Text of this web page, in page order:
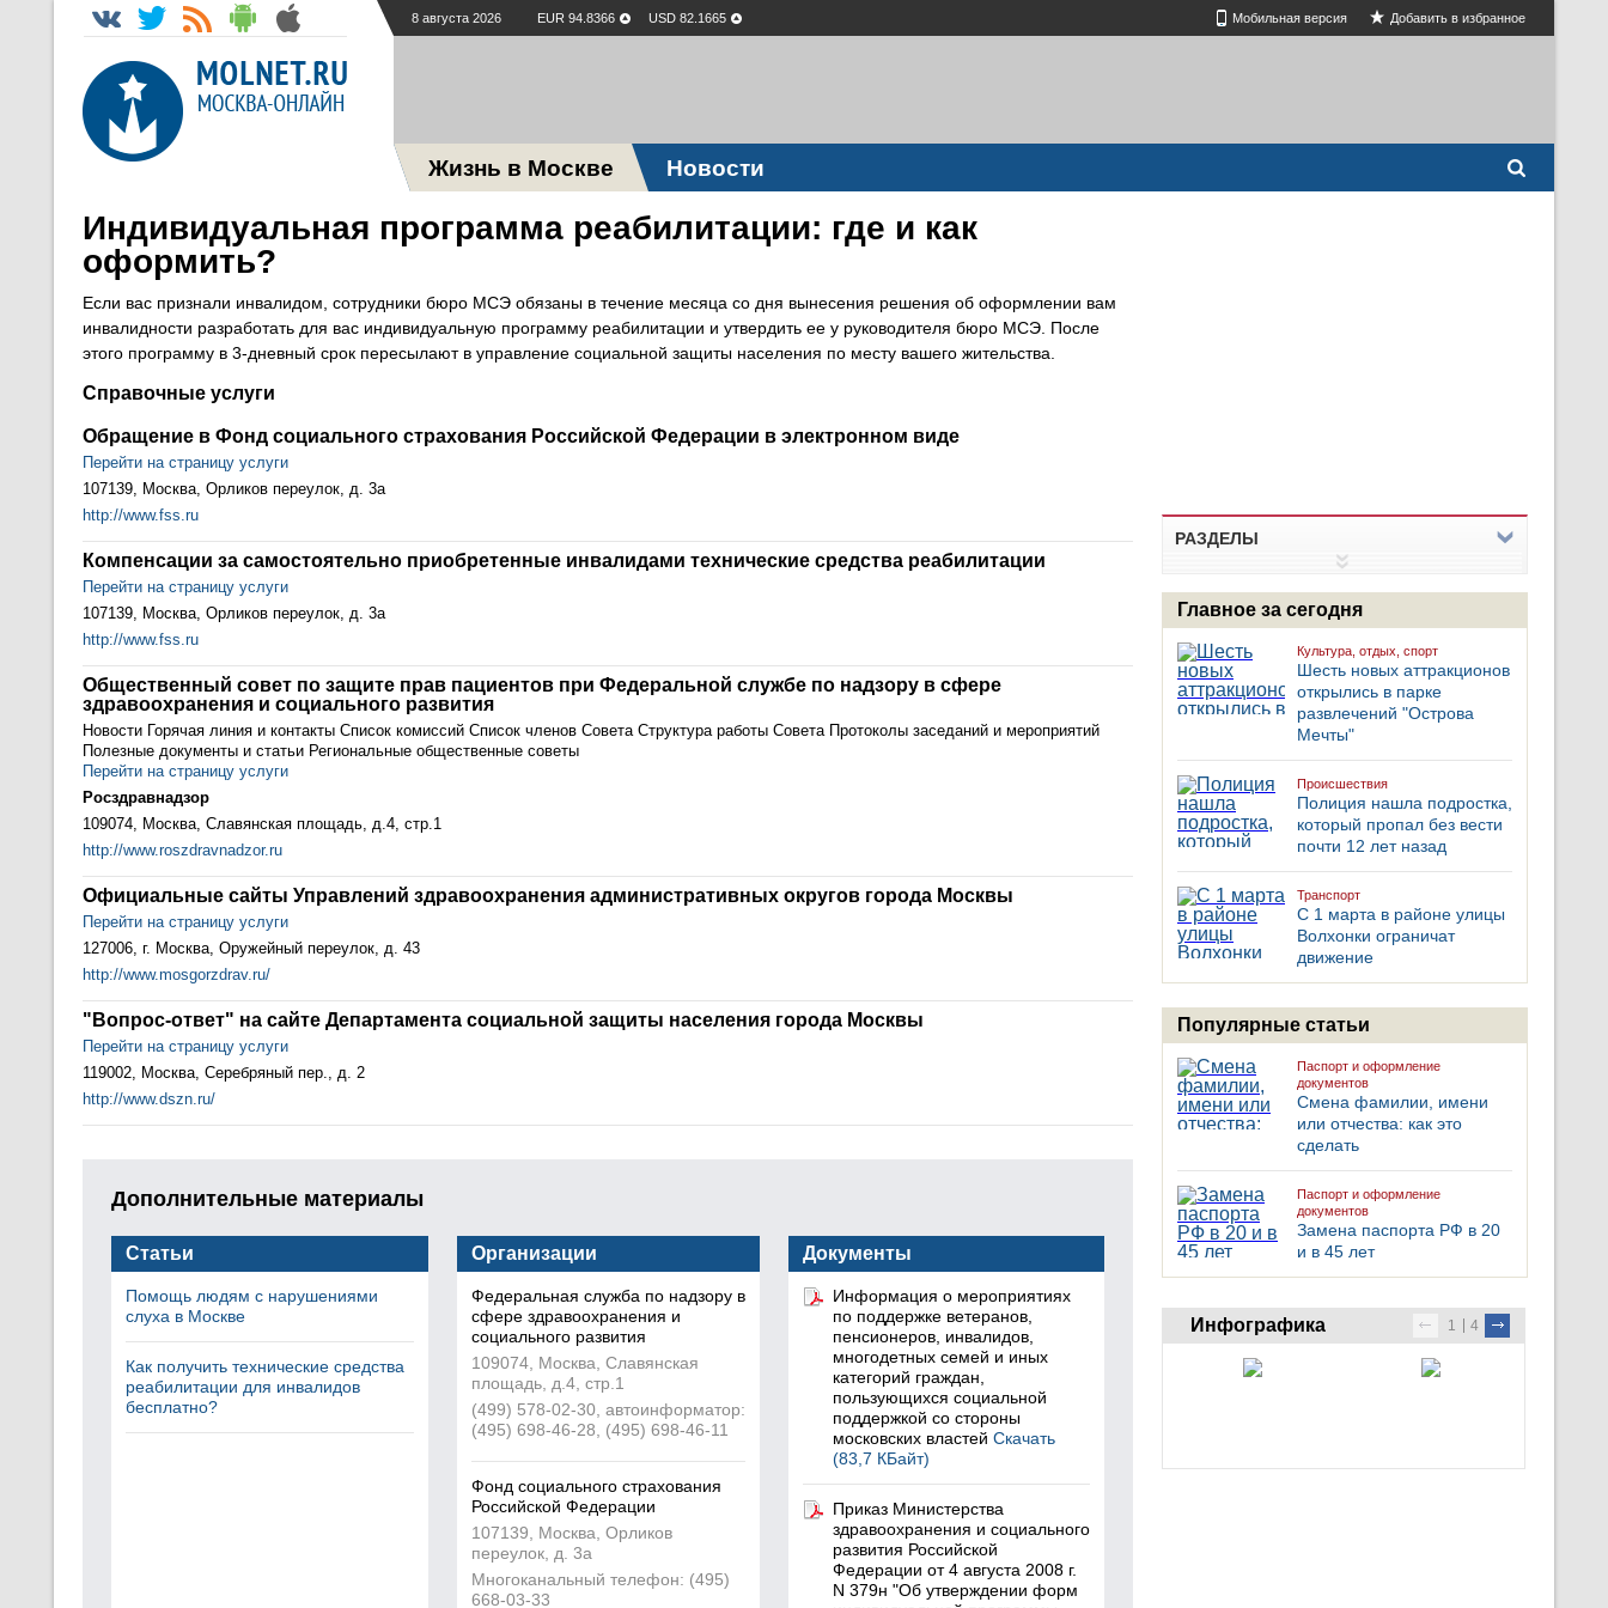
8 августа 2026 EUR 94.8366 USD 82.1665 Мобильная версия Добавить в избранное
Жизнь в Москве Новости
РАЗДЕЛЫ
Главное за сегодня
Культура, отдых, спорт
Шесть новых аттракционов
открылись в парке
развлечений "Острова
Мечты"
Происшествия
Полиция нашла подростка,
который пропал без вести
почти 12 лет назад
Транспорт
С 1 марта в районе улицы
Волхонки ограничат
движение
Популярные статьи
Паспорт и оформление
документов
Смена фамилии, имени
или отчества: как это
сделать
Паспорт и оформление
документов
Замена паспорта РФ в 20
и в 45 лет
Инфографика 1 4
Индивидуальная программа реабилитации: где и как
оформить?
Если вас признали инвалидом, сотрудники бюро МСЭ обязаны в течение месяца со дня вынесения решения об оформлении вам
инвалидности разработать для вас индивидуальную программу реабилитации и утвердить ее у руководителя бюро МСЭ. После
этого программу в 3-дневный срок пересылают в управление социальной защиты населения по месту вашего жительства.
Справочные услуги
Обращение в Фонд социального страхования Российской Федерации в электронном виде
Перейти на страницу услуги
107139, Москва, Орликов переулок, д. 3а
http://www.fss.ru
Компенсации за самостоятельно приобретенные инвалидами технические средства реабилитации
Перейти на страницу услуги
107139, Москва, Орликов переулок, д. 3а
http://www.fss.ru
Общественный совет по защите прав пациентов при Федеральной службе по надзору в сфере
здравоохранения и социального развития
Новости Горячая линия и контакты Список комиссий Список членов Совета Структура работы Совета Протоколы заседаний и мероприятий
Полезные документы и статьи Региональные общественные советы
Перейти на страницу услуги
Росздравнадзор
109074, Москва, Славянская площадь, д.4, стр.1
http://www.roszdravnadzor.ru
Официальные сайты Управлений здравоохранения административных округов города Москвы
Перейти на страницу услуги
127006, г. Москва, Оружейный переулок, д. 43
http://www.mosgorzdrav.ru/
"Вопрос-ответ" на сайте Департамента социальной защиты населения города Москвы
Перейти на страницу услуги
119002, Москва, Серебряный пер., д. 2
http://www.dszn.ru/
Дополнительные материалы
Статьи
Помощь людям с нарушениями
слуха в Москве
Как получить технические средства
реабилитации для инвалидов
бесплатно?
Организации
Федеральная служба по надзору в
сфере здравоохранения и
социального развития
109074, Москва, Славянская
площадь, д.4, стр.1
(499) 578-02-30, автоинформатор:
(495) 698-46-28, (495) 698-46-11
Фонд социального страхования
Российской Федерации
107139, Москва, Орликов
переулок, д. 3а
Многоканальный телефон: (495)
668-03-33
Документы
Информация о мероприятиях
по поддержке ветеранов,
пенсионеров, инвалидов,
многодетных семей и иных
категорий граждан,
пользующихся социальной
поддержкой со стороны
московских властей Скачать
(83,7 КБайт)
Приказ Министерства
здравоохранения и социального
развития Российской
Федерации от 4 августа 2008 г.
N 379н "Об утверждении форм